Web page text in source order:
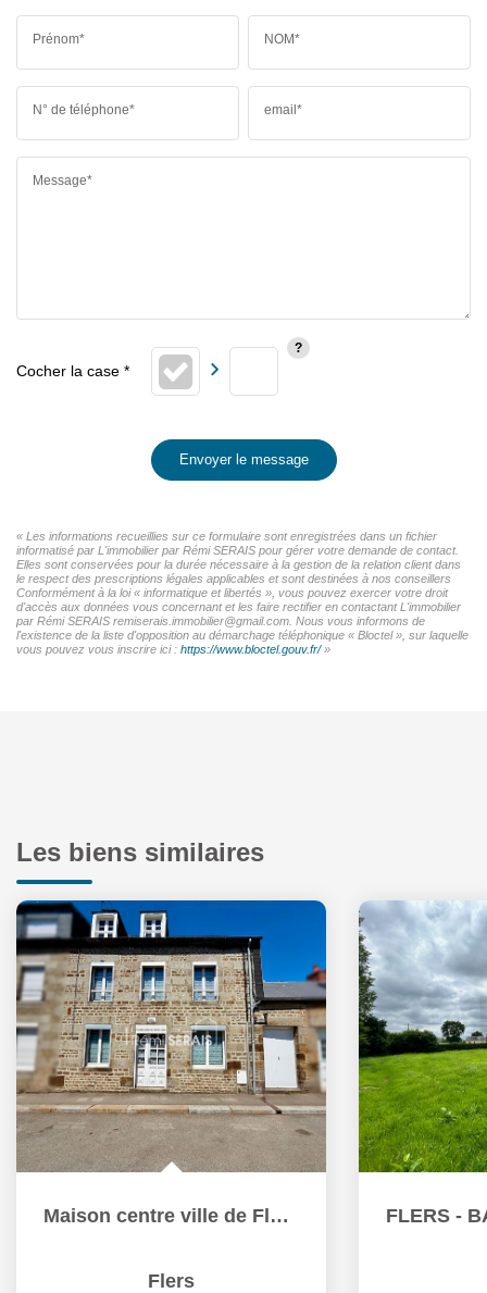
Prénom* NOM*
N° de téléphone* email*
Message*
Envoyer le message
« Les informations recueillies sur ce formulaire sont enregistrées dans un fichier
informatisé par L'immobilier par Rémi SERAIS pour gérer votre demande de contact.
Elles sont conservées pour la durée nécessaire à la gestion de la relation client dans
le respect des prescriptions légales applicables et sont destinées à nos conseillers
Conformément à la loi « informatique et libertés », vous pouvez exercer votre droit
d'accès aux données vous concernant et les faire rectifier en contactant L'immobilier
par Rémi SERAIS remiserais.immobilier@gmail.com. Nous vous informons de
l'existence de la liste d'opposition au démarchage téléphonique « Bloctel », sur laquelle
vous pouvez vous inscrire ici : https://www.bloctel.gouv.fr/»
Les biens similaires
Maison centre ville de Flers proximité immédiate des...
Flers